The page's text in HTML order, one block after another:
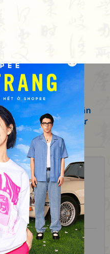
leo
Việt Nam
Thơ dân
sự vật, hiện tượng tự
☆
☆
5.00